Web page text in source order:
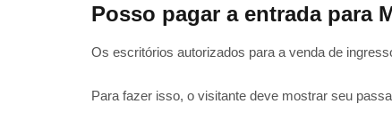
Posso pagar a entrada para
Os escritórios autorizados para a venda de
Para fazer isso, o visitante deve mostrar seu